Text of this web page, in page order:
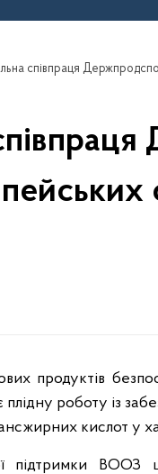
роботу із
кислот у
підтримки ВООЗ